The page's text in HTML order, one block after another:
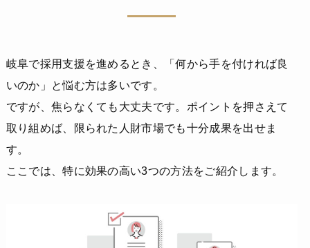
岐阜で採用支援を進めるとき、「何から手を付ければ良
いのか」と悩む方は多いです。
ですが、焦らなくても大丈夫です。ポイントを押さえて
取り組めば、限られた人財市場でも十分成果を出せま
す。
ここでは、特に効果の高い3つの方法をご紹介します。